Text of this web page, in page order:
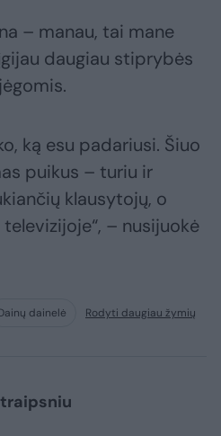
– manau, tai mane
daugiau stiprybės
ką esu padariusi. Šiuo
puikus – turiu ir
klausytojų, o
– nusijuokė
dainelė Rodyti daugiau žymių